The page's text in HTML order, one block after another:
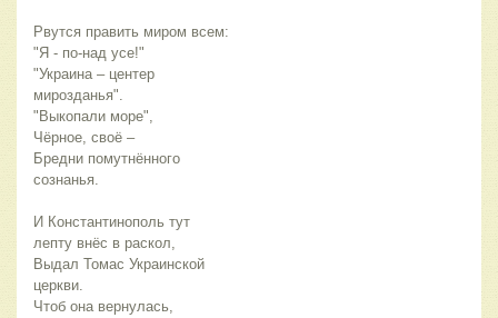
Рвутся править миром всем:
"Я - по-над усе!"
"Украина – центер
мирозданья".
"Выкопали море",
Чёрное, своё –
Бредни помутнённого
сознанья.
И Константинополь тут
лепту внёс в раскол,
Выдал Томас Украинской
церкви.
Чтоб она вернулась,